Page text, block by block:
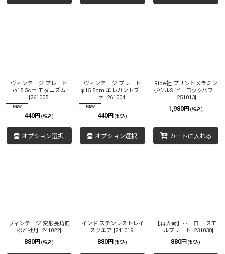
ヴィンテージ プレート
φ15.5cm モダニズム
[261005]
440円 (税込)
オプション選択
ヴィンテージ プレート
φ15.5cm エレガントブー
ケ [261004]
440円 (税込)
オプション選択
Rice社 プリントメラミン
ボウルS ピーコックパワー
[251013]
1,980円 (税込)
カートに入れる
ヴィンテージ 変形長角皿
松と牡丹 [241022]
880円 (税込)
インド ステンレストレイ
スクエア [241019]
880円 (税込)
【再入荷】ホーロー スモ
ールプレート [231038]
880円 (税込)